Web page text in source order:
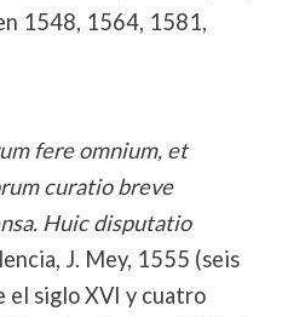
1548, 1564, 1581,
fere omnium, et
curatio breve
Huic disputatio
J. Mey, 1555 (seis
el siglo XVI y cuatro